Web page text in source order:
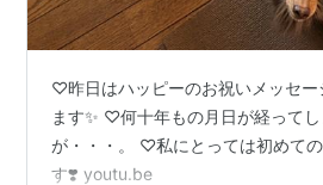
♡昨日はハッピーのお祝いメッセー
ます✨ ♡何十年もの月日が経って
が・・・。 ♡私にとっては初めて
す❣️ youtu.be